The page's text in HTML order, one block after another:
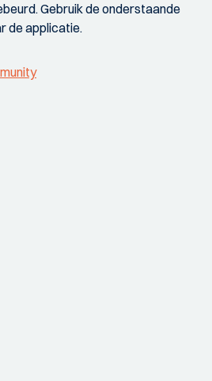
Gebruik de onderstaande
de applicatie.